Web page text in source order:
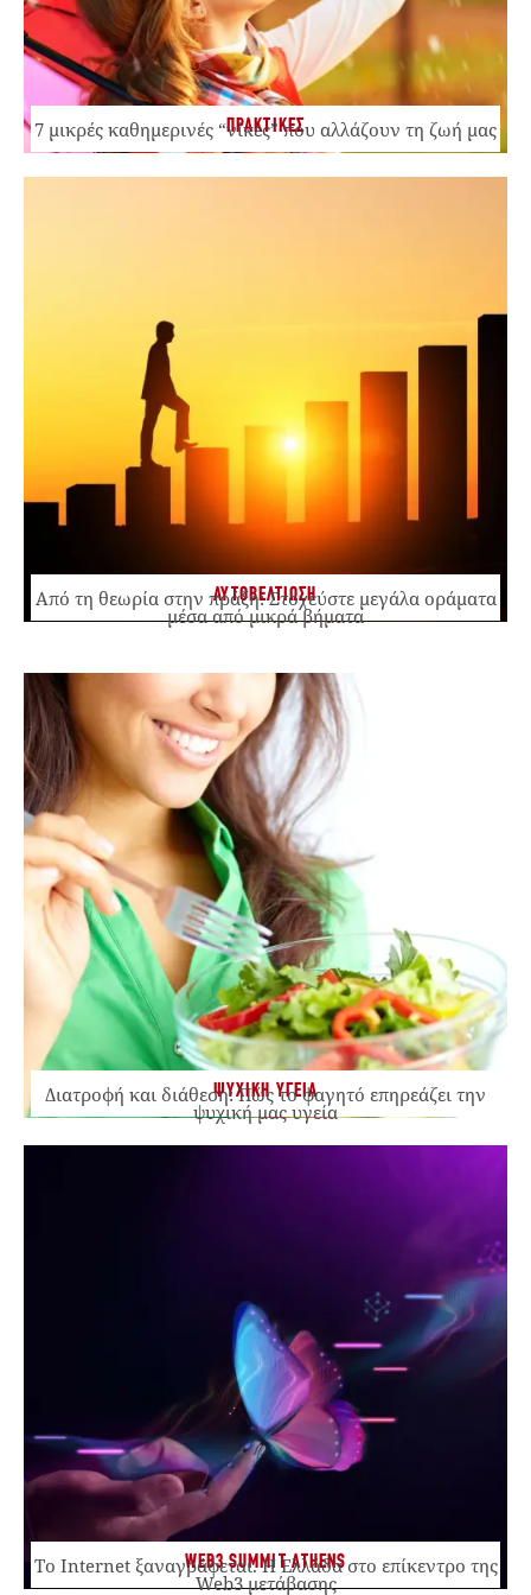
ΠΡΑΚΤΙΚΕΣ
7 μικρές καθημερινές “νίκες” που αλλάζουν τη ζωή μας
ΑΥΤΟΒΕΛΤΙΩΣΗ
Από τη θεωρία στην πράξη: Στοχεύστε μεγάλα οράματα
μέσα από μικρά βήματα
ΨΥΧΙΚΗ ΥΓΕΙΑ
Διατροφή και διάθεση: Πώς το φαγητό επηρεάζει την
ψυχική μας υγεία
WEB3 SUMMIT ATHENS
Το Internet ξαναγράφεται. Η Ελλάδα στο επίκεντρο της
Web3 μετάβασης